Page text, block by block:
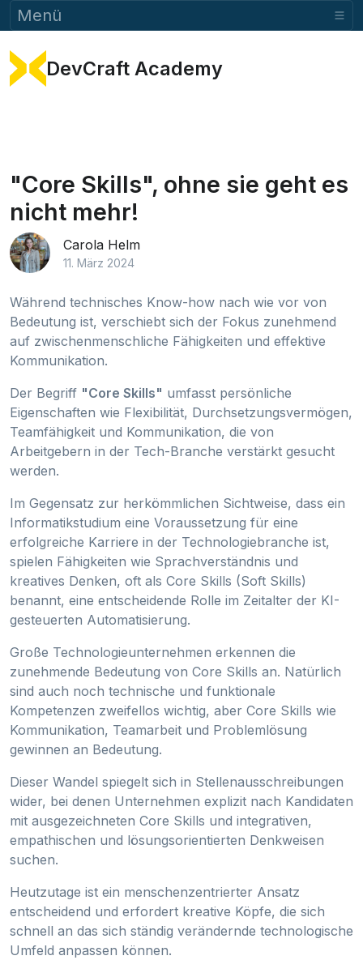
Menü
DevCraft Academy
"Core Skills", ohne sie geht es
nicht mehr!
Carola Helm
11. März 2024
Während technisches Know-how nach wie vor von
Bedeutung ist, verschiebt sich der Fokus zunehmend
auf zwischenmenschliche Fähigkeiten und effektive
Kommunikation.
Der Begriff "Core Skills" umfasst persönliche
Eigenschaften wie Flexibilität, Durchsetzungsvermögen,
Teamfähigkeit und Kommunikation, die von
Arbeitgebern in der Tech-Branche verstärkt gesucht
werden.
Im Gegensatz zur herkömmlichen Sichtweise, dass ein
Informatikstudium eine Voraussetzung für eine
erfolgreiche Karriere in der Technologiebranche ist,
spielen Fähigkeiten wie Sprachverständnis und
kreatives Denken, oft als Core Skills (Soft Skills)
benannt, eine entscheidende Rolle im Zeitalter der KI-
gesteuerten Automatisierung.
Große Technologieunternehmen erkennen die
zunehmende Bedeutung von Core Skills an. Natürlich
sind auch noch technische und funktionale
Kompetenzen zweifellos wichtig, aber Core Skills wie
Kommunikation, Teamarbeit und Problemlösung
gewinnen an Bedeutung.
Dieser Wandel spiegelt sich in Stellenausschreibungen
wider, bei denen Unternehmen explizit nach Kandidaten
mit ausgezeichneten Core Skills und integrativen,
empathischen und lösungsorientierten Denkweisen
suchen.
Heutzutage ist ein menschenzentrierter Ansatz
entscheidend und erfordert kreative Köpfe, die sich
schnell an das sich ständig verändernde technologische
Umfeld anpassen können.